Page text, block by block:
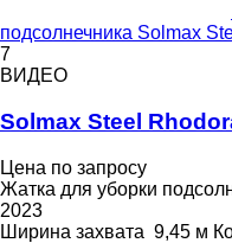
подсолнечника Solmax
7
ВИДЕО
Solmax Steel
Цена по запросу
Жатка для уборки
2023
Ширина захвата 9,45 м